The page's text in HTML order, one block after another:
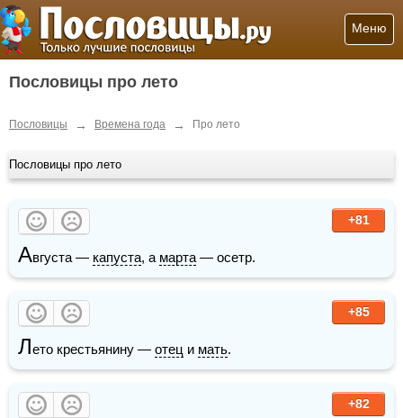
Меню
Пословицы про лето
Пословицы → Времена года → Про лето
Пословицы про лето
+81
Августа — капуста, а марта — осетр.
+85
Лето крестьянину — отец и мать.
+82